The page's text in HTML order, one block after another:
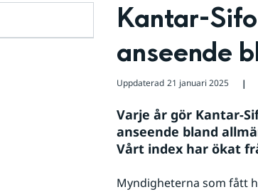
Kantar-
anseende
Uppdaterad 21 januari 2025 ❘
Varje år gör Kantar-
anseende bland
Vårt index har ökat
Myndigheterna som fått